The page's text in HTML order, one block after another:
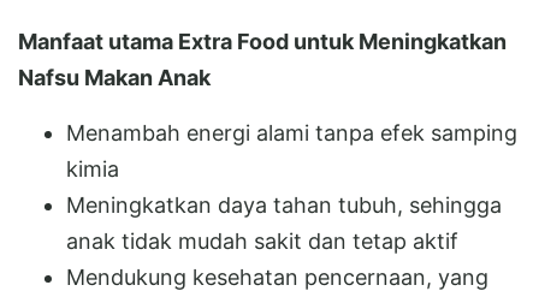
Manfaat utama Extra Food untuk Meningkatkan
Nafsu Makan Anak
Menambah energi alami tanpa efek samping
kimia
Meningkatkan daya tahan tubuh, sehingga
anak tidak mudah sakit dan tetap aktif
Mendukung kesehatan pencernaan, yang